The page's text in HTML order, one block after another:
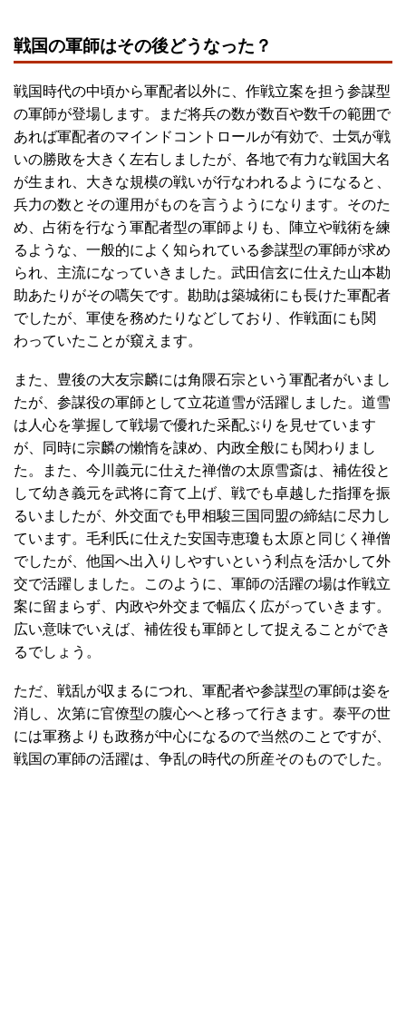
戦国の軍師はその後どうなった？
戦国時代の中頃から軍配者以外に、作戦立案を担う参謀型
の軍師が登場します。まだ将兵の数が数百や数千の範囲で
あれば軍配者のマインドコントロールが有効で、士気が戦
いの勝敗を大きく左右しましたが、各地で有力な戦国大名
が生まれ、大きな規模の戦いが行なわれるようになると、
兵力の数とその運用がものを言うようになります。そのた
め、占術を行なう軍配者型の軍師よりも、陣立や戦術を練
るような、一般的によく知られている参謀型の軍師が求め
られ、主流になっていきました。武田信玄に仕えた山本勘
助あたりがその嚆矢です。勘助は築城術にも長けた軍配者
でしたが、軍使を務めたりなどしており、作戦面にも関
わっていたことが窺えます。
また、豊後の大友宗麟には角隈石宗という軍配者がいまし
たが、参謀役の軍師として立花道雪が活躍しました。道雪
は人心を掌握して戦場で優れた采配ぶりを見せています
が、同時に宗麟の懶惰を諌め、内政全般にも関わりまし
た。また、今川義元に仕えた禅僧の太原雪斎は、補佐役と
して幼き義元を武将に育て上げ、戦でも卓越した指揮を振
るいましたが、外交面でも甲相駿三国同盟の締結に尽力し
ています。毛利氏に仕えた安国寺恵瓊も太原と同じく禅僧
でしたが、他国へ出入りしやすいという利点を活かして外
交で活躍しました。このように、軍師の活躍の場は作戦立
案に留まらず、内政や外交まで幅広く広がっていきます。
広い意味でいえば、補佐役も軍師として捉えることができ
るでしょう。
ただ、戦乱が収まるにつれ、軍配者や参謀型の軍師は姿を
消し、次第に官僚型の腹心へと移って行きます。泰平の世
には軍務よりも政務が中心になるので当然のことですが、
戦国の軍師の活躍は、争乱の時代の所産そのものでした。